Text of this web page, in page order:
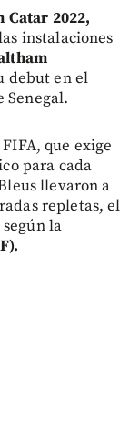
2022,
instalaciones
debut en el
Senegal.
que exige
para cada
llevaron a
repletas, el
la